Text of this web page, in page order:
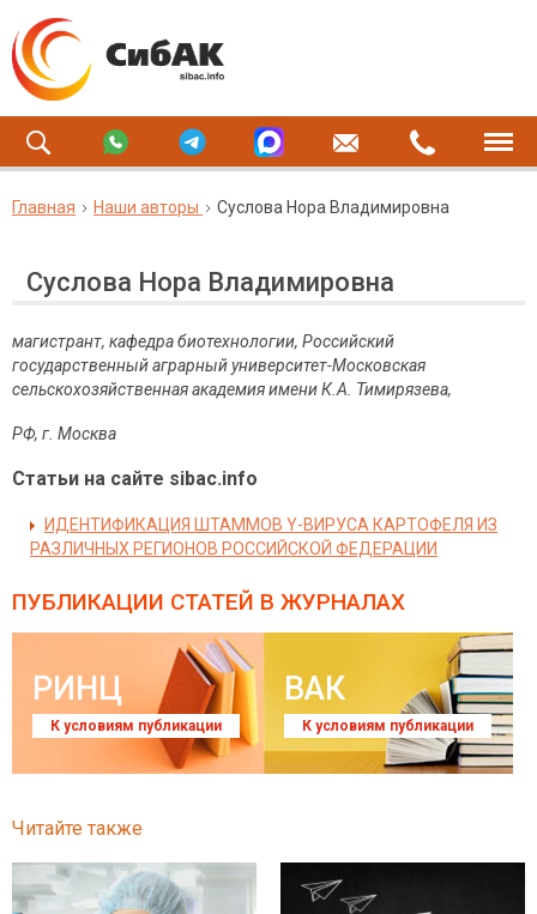
Главная Наши авторы Суслова Нора Владимировна
Суслова Нора Владимировна
магистрант, кафедра биотехнологии, Российский
государственный аграрный университет-Московская
сельскохозяйственная академия имени К.А. Тимирязева,
РФ, г. Москва
Статьи на сайте sibac.info
ИДЕНТИФИКАЦИЯ ШТАММОВ Y-ВИРУСА КАРТОФЕЛЯ ИЗ
РАЗЛИЧНЫХ РЕГИОНОВ РОССИЙСКОЙ ФЕДЕРАЦИИ
ПУБЛИКАЦИИ СТАТЕЙ В ЖУРНАЛАХ
РИНЦ
К условиям публикации
ВАК
К условиям публикации
Читайте также